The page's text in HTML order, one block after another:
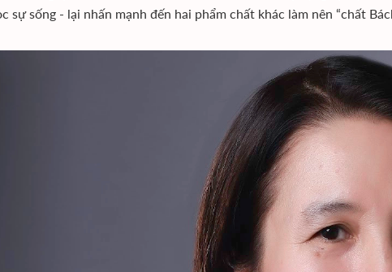
sự sống - lại nhấn mạnh đến hai phẩm chất khác làm nên “chất